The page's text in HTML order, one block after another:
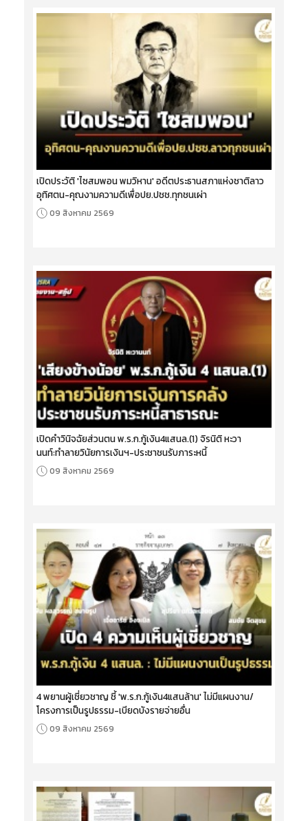
เปิดประวัติ 'ไซสมพอน พมวิหาน' อดีตประธานสภาแห่งชาติลาว
อุทิศตน-คุณงามความดีเพื่อปย.ปชช.ทุกชนเผ่า
09 สิงหาคม 2569
เปิดคำวินิจฉัยส่วนตน พ.ร.ก.กู้เงิน4แสนล.(1) จิรนิติ หะวา
นนท์:ทำลายวินัยการเงินฯ-ประชาชนรับภาระหนี้
09 สิงหาคม 2569
4 พยานผู้เชี่ยวชาญ ชี้ 'พ.ร.ก.กู้เงิน4แสนล้าน' ไม่มีแผนงาน/
โครงการเป็นรูปธรรม-เบียดบังรายจ่ายอื่น
09 สิงหาคม 2569